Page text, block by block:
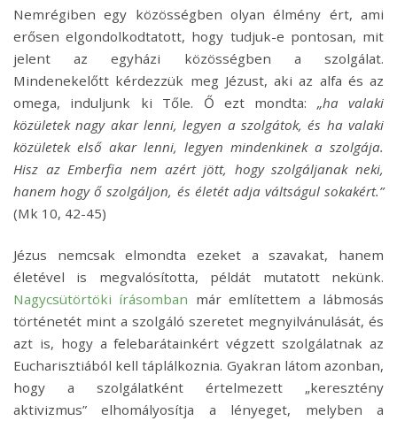
Nemrégiben egy közösségben olyan élmény ért, ami
erősen elgondolkodtatott, hogy tudjuk-e pontosan, mit
jelent az egyházi közösségben a szolgálat.
Mindenekelőtt kérdezzük meg Jézust, aki az alfa és az
omega,
induljunk ki Tőle. Ő ezt mondta: „ha valaki
közületek nagy akar lenni, legyen a szolgátok, és ha valaki
közületek első akar lenni, legyen mindenkinek a szolgája.
Hisz az Emberfia nem azért jött, hogy szolgáljanak neki,
hanem hogy ő szolgáljon, és életét adja váltságul sokakért.”
(Mk 10, 42-45)
Jézus nemcsak elmondta ezeket a szavakat, hanem
életével is megvalósította, példát mutatott nekünk.
Nagycsütörtöki írásomban már említettem a lábmosás
történetét mint a szolgáló szeretet megnyilvánulását, és
azt is, hogy a felebarátainkért végzett szolgálatnak az
Eucharisztiából kell táplálkoznia. Gyakran látom azonban,
hogy a szolgálatként értelmezett „keresztény
aktivizmus” elhomályosítja a lényeget, melyben
a